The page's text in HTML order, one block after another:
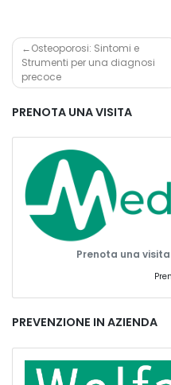
Navigazione
articoli
Osteoporosi: Sintomi e
Strumenti per una diagnosi
precoce
PRENOTA UNA VISITA
Prenota una
PREVENZIONE IN AZIENDA